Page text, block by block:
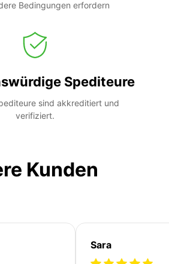
Bedingungen erfordern
Spediteure
sind akkreditiert und
verifiziert.
Kunden
Sara